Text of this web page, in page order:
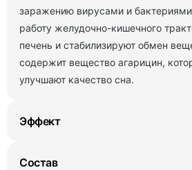
заражению вирусами и
работу желудочно-кишечного
печень и стабилизируют обмен
содержит вещество агарицин,
улучшают качество сна.
Эффект
Состав